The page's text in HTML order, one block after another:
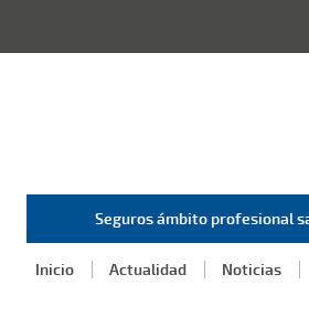
Seguros ámbito profesional
Inicio Actualidad Noticias